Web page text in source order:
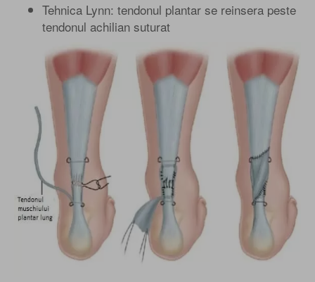
Tehnica Lynn: tendonul plantar se reinsera peste
tendonul achilian suturat